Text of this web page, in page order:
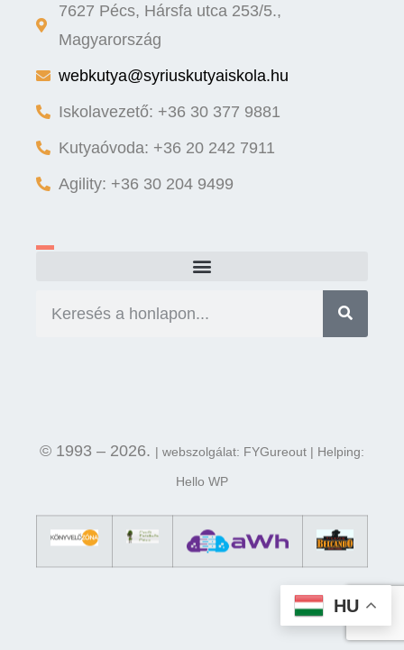
7627 Pécs, Hársfa utca 253/5.,
Magyarország
webkutya@syriuskutyaiskola.hu
Iskolavezető: +36 30 377 9881
Kutyaóvoda: +36 20 242 7911
Agility: +36 30 204 9499
© 1993 – 2026. | webszolgálat: FYGureout | Helping:
Hello WP
HU